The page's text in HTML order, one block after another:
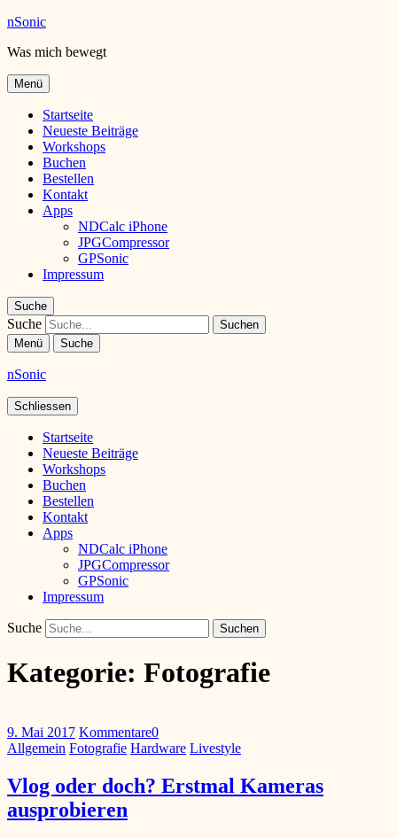
nSonic
Was mich bewegt
Menü
Startseite
Neueste Beiträge
Workshops
Buchen
Bestellen
Kontakt
Apps
NDCalc iPhone
JPGCompressor
GPSonic
Impressum
Suche
Suche
Menü Suche
nSonic
Schliessen
Startseite
Neueste Beiträge
Workshops
Buchen
Bestellen
Kontakt
Apps
NDCalc iPhone
JPGCompressor
GPSonic
Impressum
Suche
Kategorie: Fotografie
9. Mai 2017 Kommentare0
Allgemein Fotografie Hardware Livestyle
Vlog oder doch? Erstmal Kameras
ausprobieren